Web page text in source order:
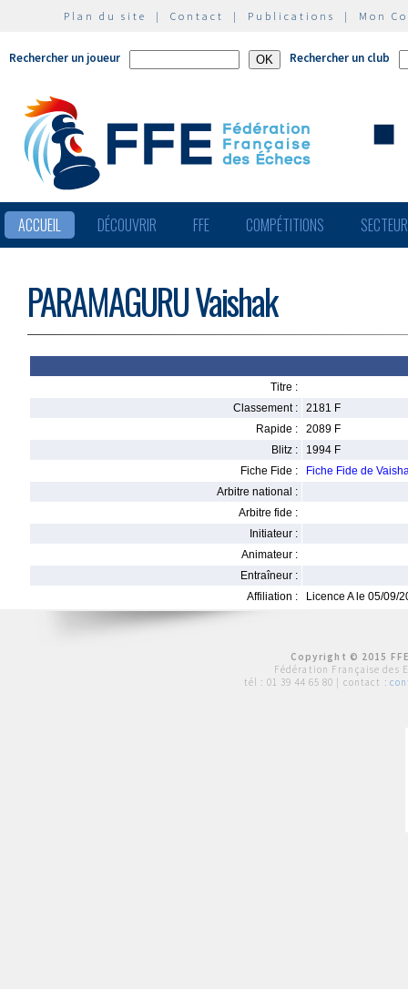
Plan du site | Contact | Publications | Mon
Rechercher un joueur Rechercher un club
ACCUEIL DÉCOUVRIR FFE COMPÉTITIONS
PARAMAGURU Vaishak
Titre :
Classement :
2181 F
Rapide :
2089 F
Blitz :
1994 F
Fiche Fide :
Fiche Fide de
Arbitre national :
Arbitre fide :
Initiateur :
Animateur :
Entraîneur :
Affiliation :
Licence A le 05/09/
Copyright © 2015
Fédération Française des
tél : 01 39 44 65 80 | contact :